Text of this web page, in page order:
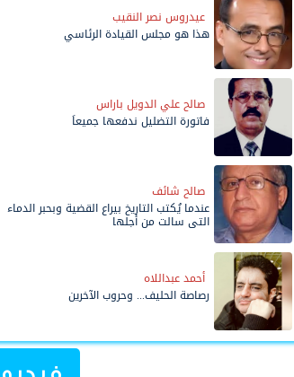
عيدروس نصر النقيب
هذا هو مجلس القيادة الرئاسي
صالح علي الدويل باراس
فاتورة التضليل ندفعها جميعاً
صالح شائف
عندما يُكتب التاريخ بيراع القضية وبحبر الدماء
التي سالت من أجلها
أحمد عبداللاه
رصاصة الحليف... وحروب الآخرين